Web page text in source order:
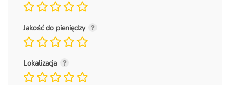
Jakość do pieniędzy
Lokalizacja